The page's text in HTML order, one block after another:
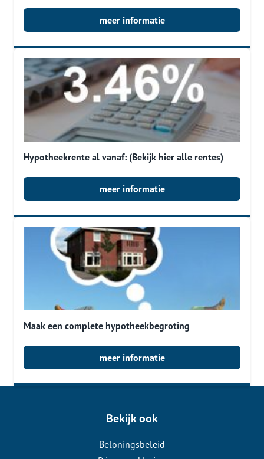
meer informatie
Hypotheekrente al vanaf: (Bekijk hier alle rentes)
meer informatie
Maak een complete hypotheekbegroting
meer informatie
Bekijk ook
Beloningsbeleid